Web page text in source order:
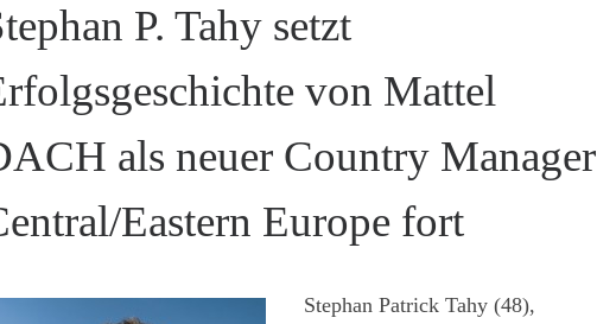
P. Tahy setzt
von Mattel
als neuer Country Manager
Eastern Europe fort
Stephan Patrick Tahy (48),